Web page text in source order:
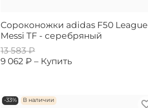
Сороконожки adidas F50 League
Messi TF - серебряный
13 583 ₽
9 062 ₽ – Купить
-33% В наличии